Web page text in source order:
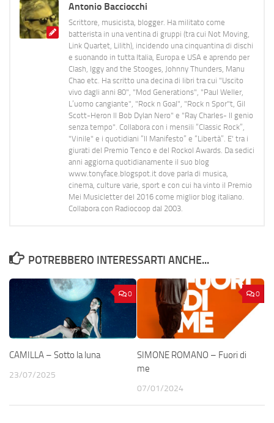
Antonio Bacciocchi
Scrittore, musicista, blogger. Ha militato come
batterista in una ventina di gruppi (tra cui Not Moving,
Link Quartet, Lilith), incidendo una cinquantina di dischi
e suonando in tutta Italia, Europa e USA e aprendo per
Clash, Iggy and the Stooges, Johnny Thunders, Manu
Chao etc. Ha scritto una decina di libri tra cui "Uscito
vivo dagli anni 80", "Mod Generations", "Paul Weller,
L’uomo cangiante", "Rock n Goal", "Rock n Spor"t, Gil
Scott-Heron Il Bob Dylan Nero" e "Ray Charles- Il genio
senza tempo". Collabora con i mensili “Classic Rock”,
"Vinile" e i quotidiani “Il Manifesto” e “Libertà”. E' tra i
giurati del Premio Tenco e del Rockol Awards. Da sedici
anni aggiorna quotidianamente il suo blog
www.tonyface.blogspot.it dove parla di musica,
cinema, culture varie, sport e con cui ha vinto il Premio
Mei Musicletter del 2016 come miglior blog italiano.
Collabora con Radiocoop dal 2003.
POTREBBERO INTERESSARTI ANCHE...
0
CAMILLA – Sotto la luna
23/07/2025
0
SIMONE ROMANO – Fuori di
me
07/01/2024